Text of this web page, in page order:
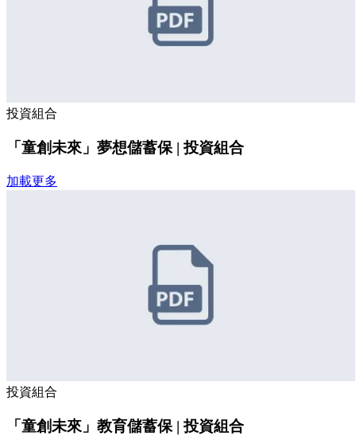
投資組合
「童創未來」夢想儲蓄保 | 投資組合
加載更多
投資組合
「童創未來」教育儲蓄保 | 投資組合